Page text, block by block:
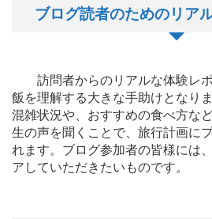
ブログ読者のためのリア
訪問者からのリアルな体験レポ
飯を理解する大きな手助けとなり
混雑状況や、おすすめの食べ方な
生の声を聞くことで、旅行計画に
れます。ブログ参加者の皆様には
アしていただきたいものです。